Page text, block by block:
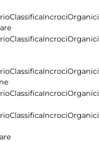
ClassificaIncrociOrganici
ClassificaIncrociOrganici
ClassificaIncrociOrganici
ClassificaIncrociOrganici
ClassificaIncrociOrganici